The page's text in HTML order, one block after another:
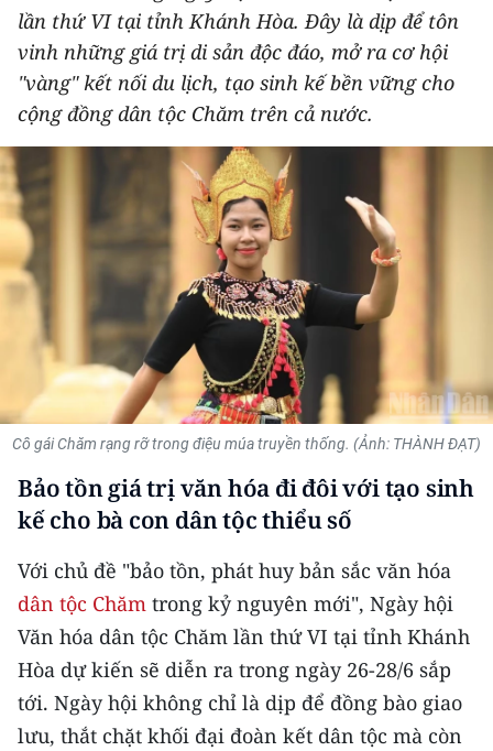
DU LỊCH
THẾ GIỚI
THỂ THAO
GIÁO DỤC
Y TẾ
KHOA HỌC - CÔNG NGHỆ
MÔI TRƯỜNG
BẠN ĐỌC
TRI THỨC CHUYÊN SÂU
54 DÂN TỘC VIỆT NAM
CHƯƠNG TRÌNH OCOP - MỖI XÃ
MỘT SẢN PHẨM
RADIO
lần thứ VI tại tỉnh Khánh Hòa. Đây là dịp để tôn
vinh những giá trị di sản độc đáo, mở ra cơ hội
"vàng" kết nối du lịch, tạo sinh kế bền vững cho
cộng đồng dân tộc Chăm trên cả nước.​
Cô gái Chăm rạng rỡ trong điệu múa truyền thống. (Ảnh: THÀNH ĐẠT)
Bảo tồn giá trị văn hóa đi đôi với tạo sinh
kế cho bà con dân tộc thiểu số
Với chủ đề "bảo tồn, phát huy bản sắc văn hóa
dân tộc Chăm trong kỷ nguyên mới", Ngày hội
Văn hóa dân tộc Chăm lần thứ VI tại tỉnh Khánh
Hòa dự kiến sẽ diễn ra trong ngày 26-28/6 sắp
tới. Ngày hội không chỉ là dịp để đồng bào giao
lưu, thắt chặt khối đại đoàn kết dân tộc mà còn